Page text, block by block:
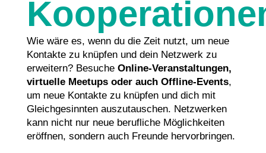
Wie wäre es, wenn du die Zeit nutzt, um neue
Kontakte zu knüpfen und dein Netzwerk zu
erweitern? Besuche Online-Veranstaltungen,
virtuelle Meetups oder auch Offline-Events,
um neue Kontakte zu knüpfen und dich mit
Gleichgesinnten auszutauschen. Netzwerken
kann nicht nur neue berufliche Möglichkeiten
eröffnen, sondern auch Freunde hervorbringen.